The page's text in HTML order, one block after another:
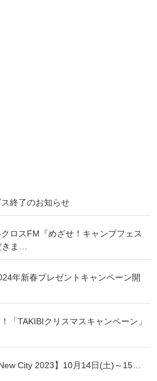
ス終了のお知らせ
ロスFM『めざせ！キャンプフェス
ま…
年新春プレゼントキャンペーン開
「TAKIBIクリスマスキャンペーン」
City 2023】10月14日(土)～15…